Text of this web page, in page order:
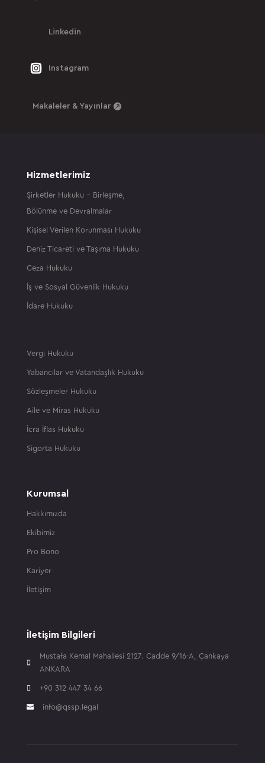
Linkedin
Instagram
Makaleler & Yayınlar
Hizmetlerimiz
Şirketler Hukuku – Birleşme,
Bölünme ve Devralmalar
Kişisel Verilen Korunması Hukuku
Deniz Ticareti ve Taşıma Hukuku
Ceza Hukuku
İş ve Sosyal Güvenlik Hukuku
İdare Hukuku
Vergi Hukuku
Yabancılar ve Vatandaşlık Hukuku
Sözleşmeler Hukuku
Aile ve Miras Hukuku
İcra İflas Hukuku
Sigorta Hukuku
Kurumsal
Hakkımızda
Ekibimiz
Pro Bono
Kariyer
İletişim
İletişim Bilgileri

Mustafa Kemal Mahallesi 2127. Cadde 9/16-A, Çankaya
ANKARA
 +90 312 447 34 66
 info@qssp.legal